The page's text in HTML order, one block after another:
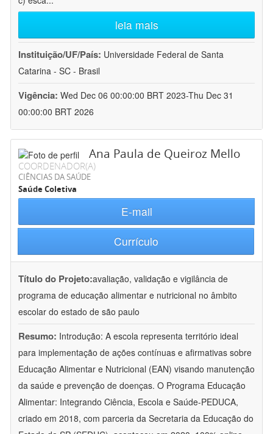
leia mais
Instituição/UF/País: Universidade Federal de Santa
Catarina - SC - Brasil
Vigência: Wed Dec 06 00:00:00 BRT 2023-Thu Dec 31
00:00:00 BRT 2026
Ana Paula de Queiroz Mello
COORDENADOR(A)
CIÊNCIAS DA SAÚDE
Saúde Coletiva
E-mail
Currículo
Título do Projeto:avaliação, validação e vigilância de
programa de educação alimentar e nutricional no âmbito
escolar do estado de são paulo
Resumo: Introdução: A escola representa território ideal
para implementação de ações contínuas e afirmativas sobre
Educação Alimentar e Nutricional (EAN) visando manutenção
da saúde e prevenção de doenças. O Programa Educação
Alimentar: Integrando Ciência, Escola e Saúde-PEDUCA,
criado em 2018, com parceria da Secretaria da Educação do